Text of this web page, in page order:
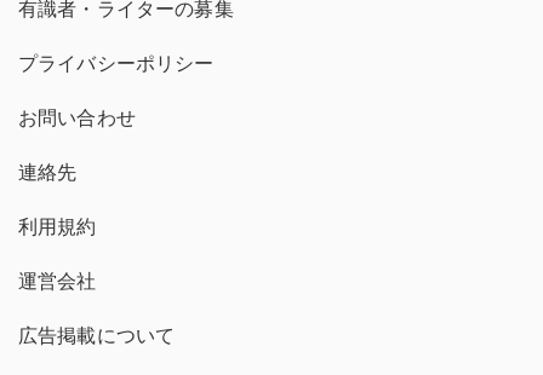
有識者・ライターの募集
プライバシーポリシー
お問い合わせ
連絡先
利用規約
運営会社
広告掲載について